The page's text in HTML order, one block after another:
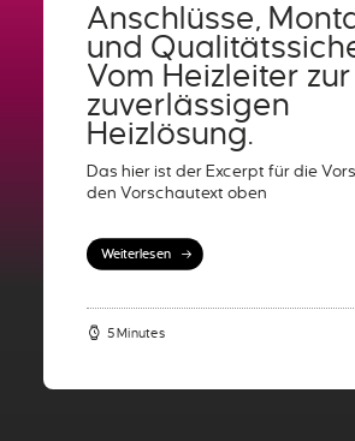
Anschlüsse,
und
Vom Heizleiter zur
zuverlässigen
Heizlösung.
Das hier ist der Excerpt für die
den Vorschautext oben
Weiterlesen
5 Minutes